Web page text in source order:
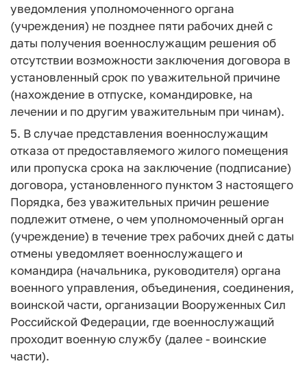
уведомления уполномоченного органа
(учреждения) не позднее пяти рабочих дней с
даты получения военнослужащим решения об
отсутствии возможности заключения договора в
установленный срок по уважительной причине
(нахождение в отпуске, командировке, на
лечении и по другим уважительным при чинам).
5. В случае представления военнослужащим
отказа от предоставляемого жилого помещения
или пропуска срока на заключение (подписание)
договора, установленного пунктом 3 настоящего
Порядка, без уважительных причин решение
подлежит отмене, о чем уполномоченный орган
(учреждение) в течение трех рабочих дней с даты
отмены уведомляет военнослужащего и
командира (начальника, руководителя) органа
военного управления, объединения, соединения,
воинской части, организации Вооруженных Сил
Российской Федерации, где военнослужащий
проходит военную службу (далее - воинские
части).